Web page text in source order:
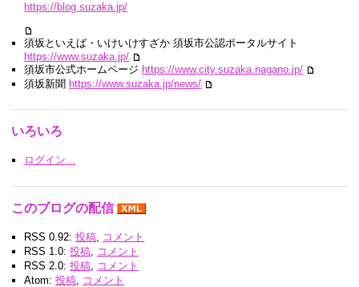
https://blog.suzaka.jp/
須坂といえば・いけいけすざか 須坂市公認ポータルサイト
https://www.suzaka.jp/
須坂市公式ホームページ https://www.city.suzaka.nagano.jp/
須坂新聞 https://www.suzaka.jp/news/
いろいろ
ログイン...
このブログの配信
RSS 0.92:投稿
コメント
RSS 1.0:投稿
コメント
RSS 2.0:投稿
コメント
Atom:投稿 コメント